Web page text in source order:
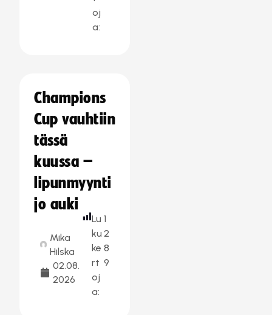
oj
a:
Champions
Cup vauhtiin
tässä
kuussa –
lipunmyynti
jo auki
Mika
Hilska
02.08.
2026
Lu
ku
ke
rt
oj
a:
1
2
8
9